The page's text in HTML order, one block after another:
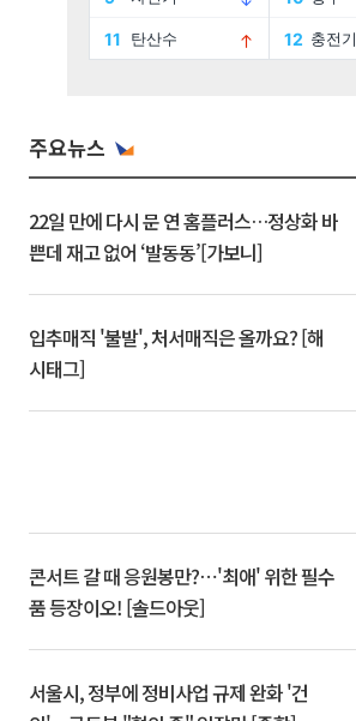
주요뉴스
22일 만에 다시 문 연 홈플러스…정상화 바
쁜데 재고 없어 ‘발동동’[가보니]
입추매직 '불발', 처서매직은 올까요? [해
시태그]
콘서트 갈 때 응원봉만?⋯'최애' 위한 필수
품 등장이오! [솔드아웃]
서울시, 정부에 정비사업 규제 완화 '건